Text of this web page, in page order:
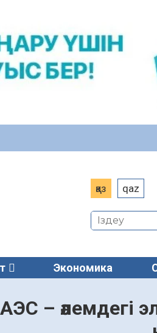
қаз qaz
Экономика
АЭС – әлемдегі